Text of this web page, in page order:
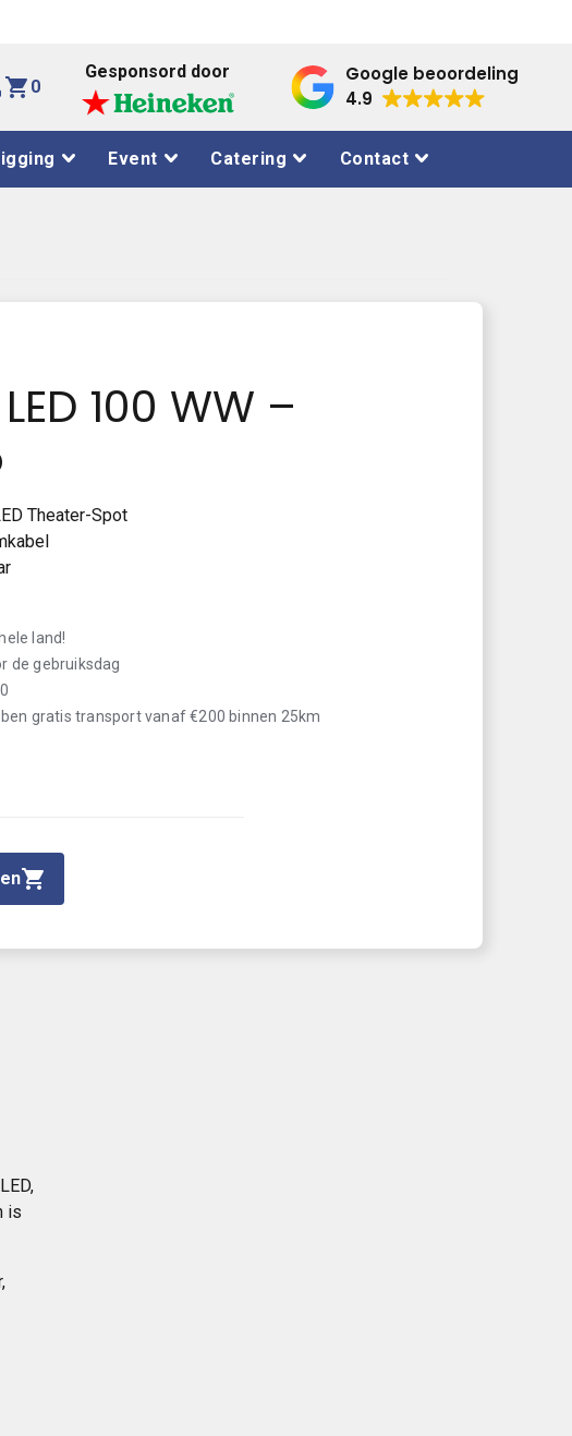
shopping_cart 0
Gesponsord door
Google beoordeling
4.9
Event Catering Contact
100 WW –
Theater-Spot
land!
de gebruiksdag
gratis transport vanaf €200 binnen 25km
is